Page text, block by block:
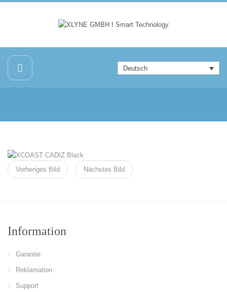
Deutsch
Vorheriges Bild Nächstes Bild
Information
Garantie
Reklamation
Support